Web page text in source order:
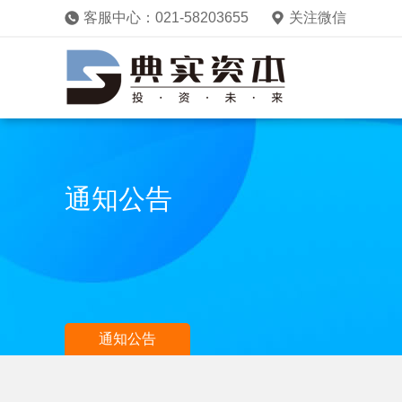
客服中心：021-58203655 关注微信
通知公告
通知公告